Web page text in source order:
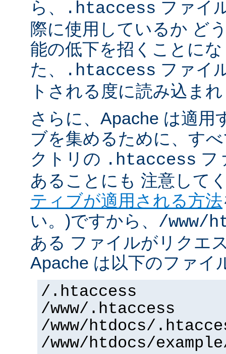
ら、
.htaccess ファイ
際に使用しているか ど
能の低下を招くことに
た、
.htaccess ファイ
トされる度に読み込ま
さらに、Apache は適用
ブを集めるために、す
クトリの .htaccess フ
あることにも 注意して
ティブが適用される方法
い。)ですから、 /www/
ある ファイルがリクエ
Apache は以下のファイ
/.htaccess
/www/.htaccess
/www/htdocs/
/www/htdocs/